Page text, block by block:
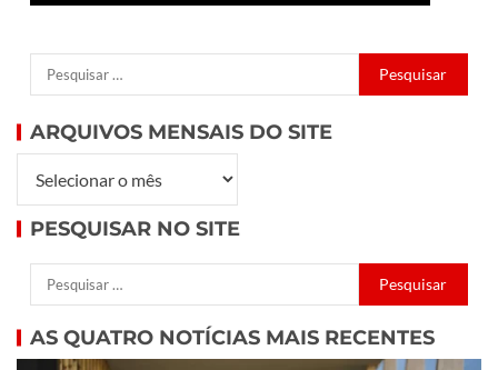
ARQUIVOS MENSAIS DO SITE
PESQUISAR NO SITE
AS QUATRO NOTÍCIAS MAIS RECENTES